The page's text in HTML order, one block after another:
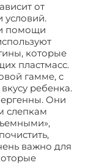
от
условий.
помощи
которые
пластмасс.
гамме, с
ребенка.
Они
слепкам
важно для